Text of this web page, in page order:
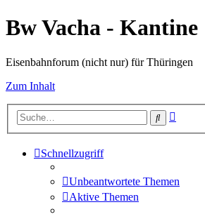
Bw Vacha - Kantine
Eisenbahnforum (nicht nur) für Thüringen
Zum Inhalt
Suche
Schnellzugriff
Unbeantwortete Themen
Aktive Themen